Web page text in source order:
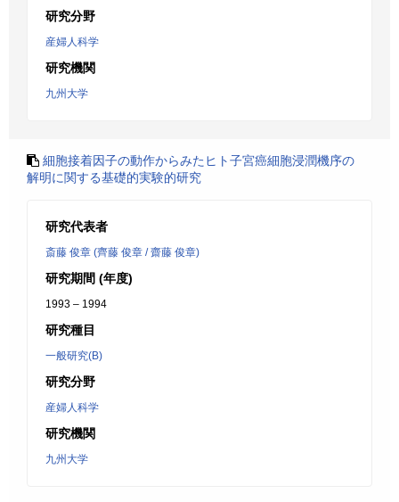
研究分野
産婦人科学
研究機関
九州大学
細胞接着因子の動作からみたヒト子宮癌細胞浸潤機序の
解明に関する基礎的実験的研究
研究代表者
斎藤 俊章 (齊藤 俊章 / 齋藤 俊章)
研究期間 (年度)
1993 – 1994
研究種目
一般研究(B)
研究分野
産婦人科学
研究機関
九州大学